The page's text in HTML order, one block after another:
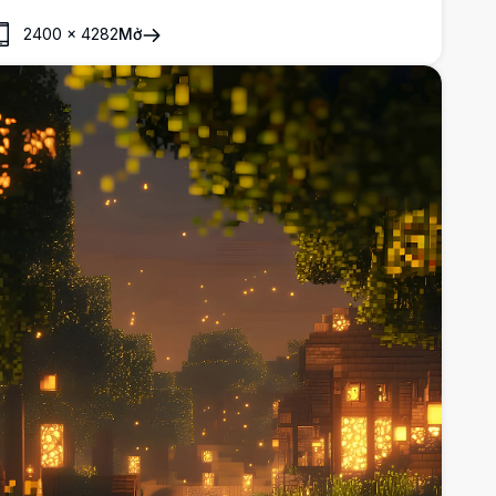
cây thanh bình và sống động.
2400 × 4282Mở